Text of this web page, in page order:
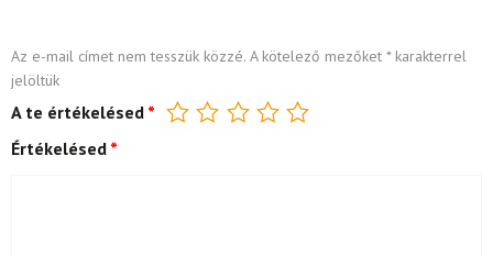
Az e-mail címet nem tesszük közzé. A kötelező mezőket *karakterrel
jelöltük
A te értékelésed *
Értékelésed *